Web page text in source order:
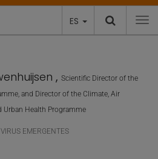
ES
,Scientific Director of the
and Director of the Climate, Air
Urban Health Programme
VIRUS EMERGENTES